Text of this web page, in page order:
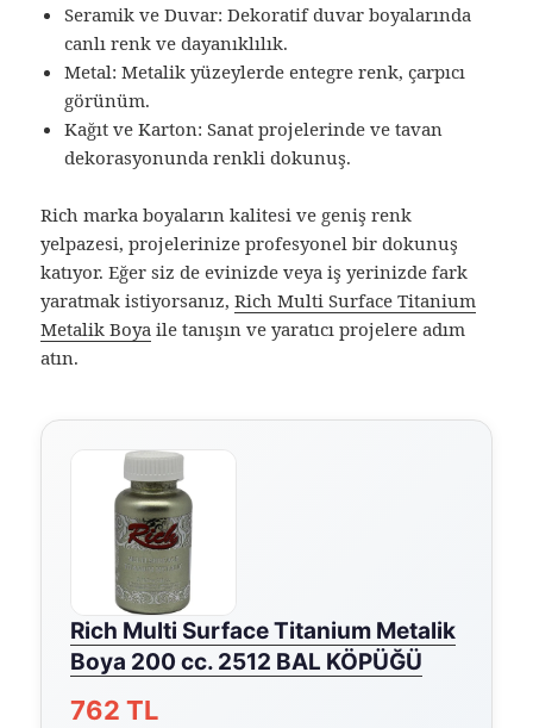
Seramik ve Duvar: Dekoratif duvar boyalarında
canlı renk ve dayanıklılık.
Metal: Metalik yüzeylerde entegre renk, çarpıcı
görünüm.
Kağıt ve Karton: Sanat projelerinde ve tavan
dekorasyonunda renkli dokunuş.
Rich marka boyaların kalitesi ve geniş renk
yelpazesi, projelerinize profesyonel bir dokunuş
katıyor. Eğer siz de evinizde veya iş yerinizde fark
yaratmak istiyorsanız,Rich Multi Surface Titanium
Metalik Boya ile tanışın ve yaratıcı projelere adım
atın.
Rich Multi Surface Titanium Metalik
Boya 200 cc. 2512 BAL KÖPÜĞÜ
762 TL